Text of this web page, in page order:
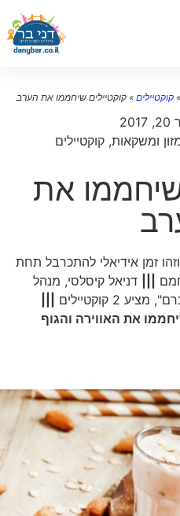
»קוקטיילים שיחממו את הערב
ומשקאות,קוקטיילים
את
זמן אידיאלי להתכרבל תחת
|||
דניאל קיסלסי, מנהל
|||
את האווירה והגוף